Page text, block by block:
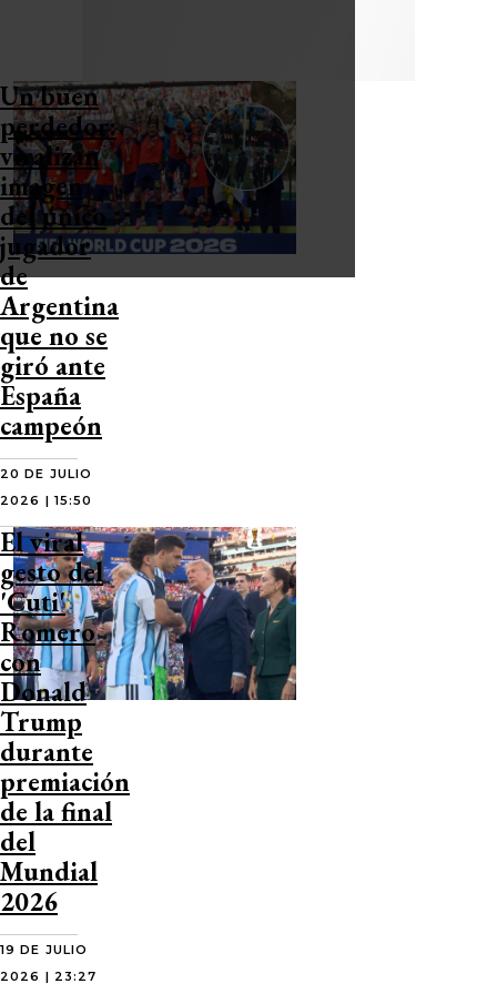
Un buen
perdedor:
viralizan
imagen
del único
jugador
de
Argentina
que no se
giró ante
España
campeón
20 DE JULIO
2026 | 15:50
El viral
gesto del
'Cuti'
Romero
con
Donald
Trump
durante
premiación
de la final
del
Mundial
2026
19 DE JULIO
2026 | 23:27